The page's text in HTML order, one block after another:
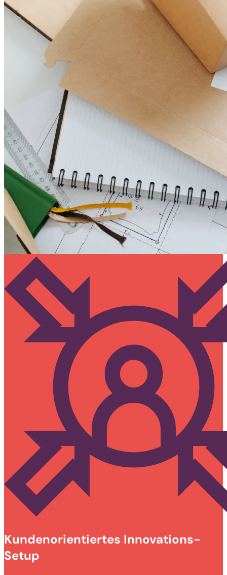
Kundenorientiertes Innovations-
Setup